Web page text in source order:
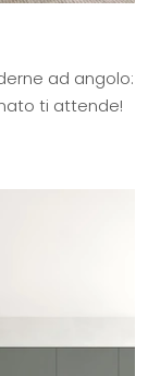
ad angolo:
ti attende!